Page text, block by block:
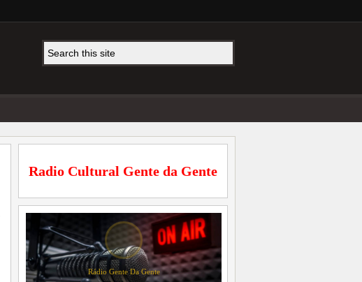
Radio Cultural Gente da Gente